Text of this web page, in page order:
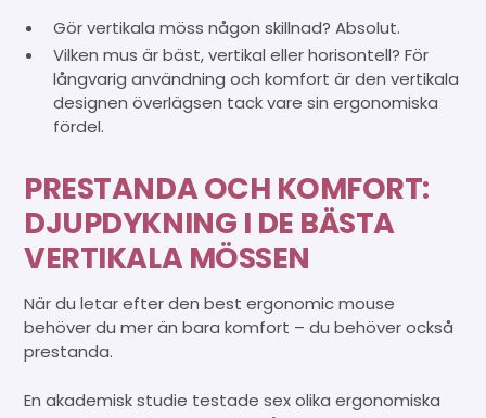
Gör vertikala möss någon skillnad? Absolut.
Vilken mus är bäst, vertikal eller horisontell? För
långvarig användning och komfort är den vertikala
designen överlägsen tack vare sin ergonomiska
fördel.
PRESTANDA OCH KOMFORT:
DJUPDYKNING I DE BÄSTA
VERTIKALA MÖSSEN
När du letar efter den best ergonomic mouse
behöver du mer än bara komfort – du behöver också
prestanda.
En akademisk studie testade sex olika ergonomiska